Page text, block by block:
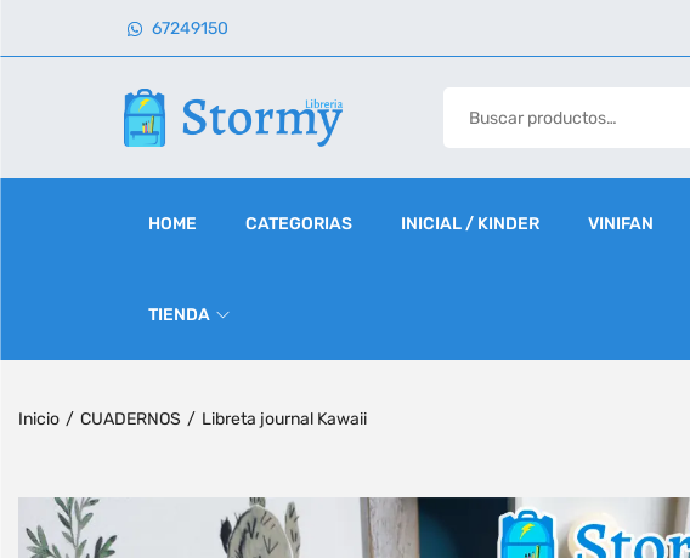
67249150
HOME CATEGORIAS INICIAL / KINDER VINIFAN
TIENDA
Inicio / CUADERNOS / Libreta journal Kawaii